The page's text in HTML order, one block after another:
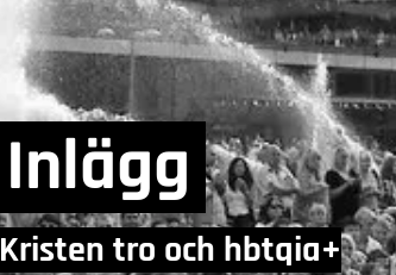
Inlägg
Kristen tro och hbtqia+